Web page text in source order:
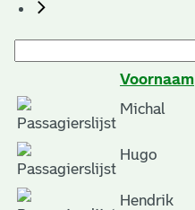
Voornaam
Michal
Hugo
Hendrik